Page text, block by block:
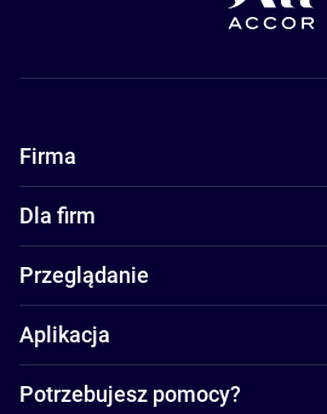
Firma
Dla firm
Przeglądanie
Aplikacja
Potrzebujesz pomocy?